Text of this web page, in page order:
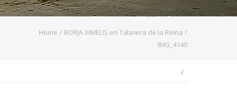
Home / BORJA XIMELIS en Talavera de la Reina /
IMG_4140